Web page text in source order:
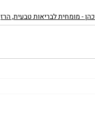
- מומחית לבריאות טבעית, הרז